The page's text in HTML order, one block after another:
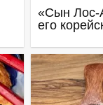
«Сын Лос-
его